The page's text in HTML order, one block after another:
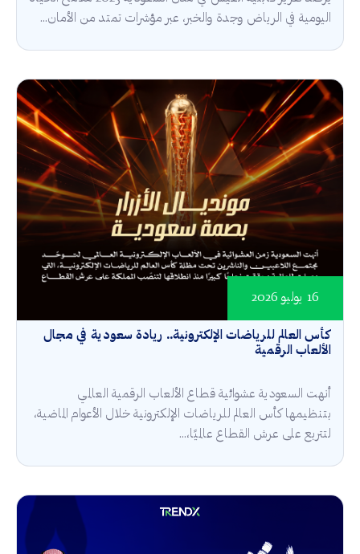
اليومية في الرياض وجدة والخبر، عبر مؤشرات تمتد من الأمان...
كأس العالم للرياضات الإلكترونية.. ريادة سعودية في مجال
الألعاب الرقمية
16 يوليو 2026
أنهت السعودية عشوائية قطاع الألعاب الرقمية العالمي
بتنظيمها كأس العالم للرياضات الإلكترونية خلال الأعوام الماضية،
لتتربع على عرش القطاع عالميًا،...